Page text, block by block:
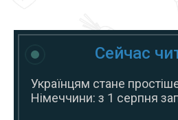
Сейчас
Українцям стане
Німеччини: з 1 серпня